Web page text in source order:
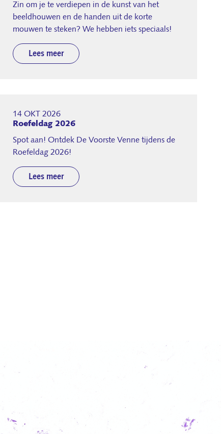
Zin om je te verdiepen in de kunst van het
beeldhouwen en de handen uit de korte
mouwen te steken? We hebben iets speciaals!
Lees meer
14 OKT 2026
Roefeldag 2026
Spot aan! Ontdek De Voorste Venne tijdens de
Roefeldag 2026!
Lees meer